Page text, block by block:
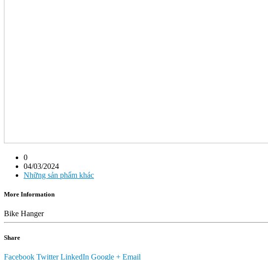
0
04/03/2024
Những sản phẩm khác
More Information
Bike Hanger
Share
Facebook Twitter LinkedIn Google + Email